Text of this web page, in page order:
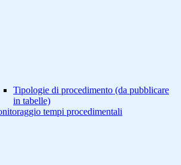
Tipologie di procedimento (da pubblicare
in tabelle)
tempi procedimentali